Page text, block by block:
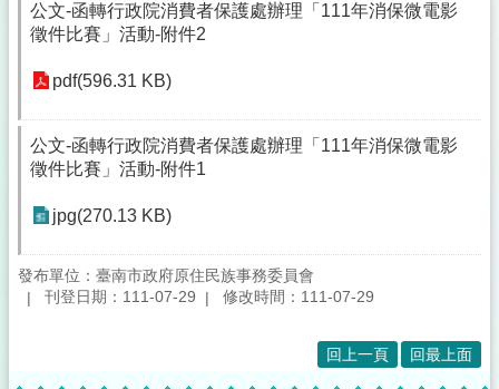
公文-函轉行政院消費者保護處辦理「111年消保微電影
徵件比賽」活動-附件2
pdf(596.31 KB)
公文-函轉行政院消費者保護處辦理「111年消保微電影
徵件比賽」活動-附件1
jpg(270.13 KB)
發布單位：臺南市政府原住民族事務委員會
刊登日期：111-07-29
修改時間：111-07-29
回上一頁 回最上面